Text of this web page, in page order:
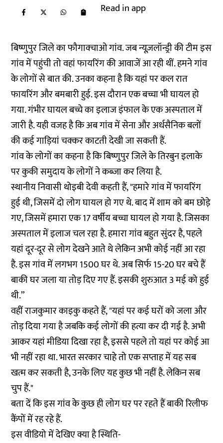
Read in app
बिष्णुपुर जिले का फौगाक्चाओ गांव. जब न्यूज़लॉन्ड्री की टीम इस
गांव में पहुंची तो वहां फायरिंग की आवाजें आ रही थीं. हमने गांव
के लोगों से बात की. उनका कहना है कि यहां पर कल रात
फायरिंग और बमबारी हुई. इस दौरान एक बच्चा भी घायल हो
गया. गंभीर घायल बच्चे का इलाज इंफाल के एक अस्पताल में
जारी है. यही वजह है कि अब गांव में सेना और अर्धसैनिक बलों
की कई गाड़ियां चक्कर काटती देखी जा सकती हैं.
गांव के लोगों का कहना है कि बिष्णुपुर जिले के तिरबुन इलाके
पर कुकी समुदाय के लोगों ने कब्जा कर लिया है.
स्थानीय निवासी थोइबी देवी कहती हैं, "हमारे गांव में फायरिंग
हुई थी, जिसमें दो लोग घायल हो गए थे. बाद में शाम को बम छोडे़
गए, जिसमें हमारा एक 17 वर्षीय बच्चा घायल हो गया है. जिसका
अस्पताल में इलाज चल रहा है. हमारा गांव बहुत सुंदर है, पहले
यहां दूर-दूर से लोग देखने आते थे लेकिन अभी कोई नहीं आ रहा
है. इस गांव में लगभग 1500 घर थे. अब सिर्फ 15-20 घर बचे हैं
बाकी घर जला या तोड़ दिए गए हैं. इसकी शुरुआत 3 मई को हुई
थी.”
वहीं राजकुमार काइकु कहते हैं, "यहां पर कई घरों को जला और
तोड़ दिया गया है जबकि कई लोगों की हत्या कर दी गई है. अभी
आकर यहां मीडिया दिखा रहा है, इससे पहले तो यहां पर कोई आ
भी नहीं रहा था. भारत सरकार चाहे तो एक सप्ताह में यह सब
खत्म कर सकती है, उनके लिए यह कुछ भी नहीं है. लेकिन सब
चुप हैं."
बता दें कि इस गांव के कुछ ही लोग घर पर रहते हैं बाकी रिलीफ
कैंपों में रह रहे हैं.
इस वीडियो में देखिए क्या है स्थिति-